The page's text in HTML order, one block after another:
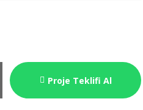
Proje Teklifi Al